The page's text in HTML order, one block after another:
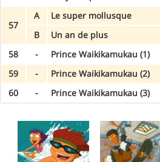
57
A
Le super mollusque
B
Un an de plus
58
-
Prince Waikikamukau (1)
59
-
Prince Waikikamukau (2)
60
- Prince Waikikamukau (3)